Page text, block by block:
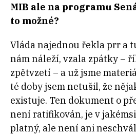
MIB ale na programu
to možné?
Vláda najednou řekla prr a
nám náleží, vzala zpátky –
zpětvzetí – a už jsme
té doby jsem netušil, že
existuje. Ten dokument o
není ratifikován, je v
platný, ale není ani